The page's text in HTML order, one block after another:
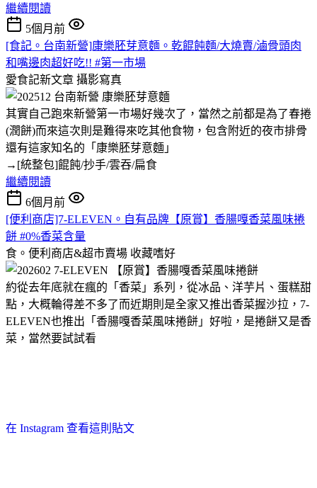
繼續閱讀
5個月前
[食記。台南新營]康樂胚芽意麵。乾餛飩麵/大燒賣/滷骨頭肉
和嘴邊肉超好吃!! #第一市場
愛食記新文章 攝影寫真
其實自己跑來新營第一市場好幾次了，當然之前都是為了春捲
(潤餅)而來這次則是難得來吃其他食物，包含附近的夜市排骨
還有這家知名的「康樂胚芽意麵」
→[統整包]餛飩/抄手/雲吞/扁食
繼續閱讀
6個月前
[便利商店]7-ELEVEN。自有品牌【原賞】香腸嘎香菜風味捲
餅 #0%香菜含量
食。便利商店&超市賣場 收藏嗜好
約從去年底就在瘋的「香菜」系列，從冰品、洋芋片、蛋糕甜
點，大概輪得差不多了而近期則是全家又推出香菜握沙拉，7-
ELEVEN也推出「香腸嘎香菜風味捲餅」好啦，是捲餅又是香
菜，當然要試試看
在 Instagram 查看這則貼文